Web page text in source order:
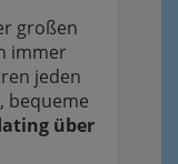
großen
immer
jeden
bequeme
über